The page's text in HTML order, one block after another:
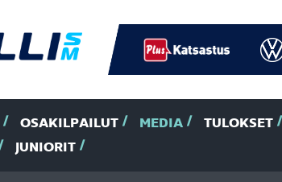
OSAKILPAILUT MEDIA TULOKSET
JUNIORIT